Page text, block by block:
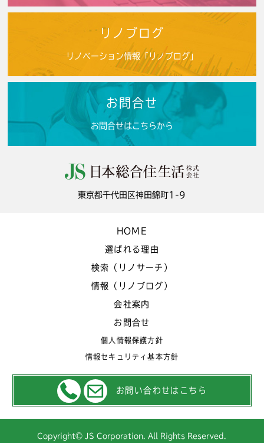
リノブログ
リノベーション情報「リノブログ」
お問合せ
お問合せはこちらから
東京都千代田区神田錦町1-9
HOME
選ばれる理由
検索（リノサーチ）
情報（リノブログ）
会社案内
お問合せ
個人情報保護方針
情報セキュリティ基本方針
お問い合わせはこちら
Copyright© JS Corporation. All Rights Reserved.